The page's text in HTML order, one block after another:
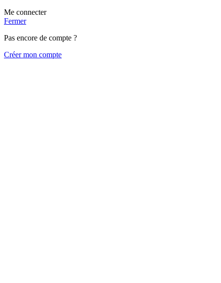
Me connecter
Fermer
Pas encore de compte ?
Créer mon compte